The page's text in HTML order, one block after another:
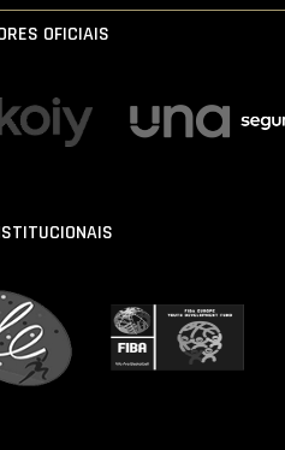
OFICIAIS